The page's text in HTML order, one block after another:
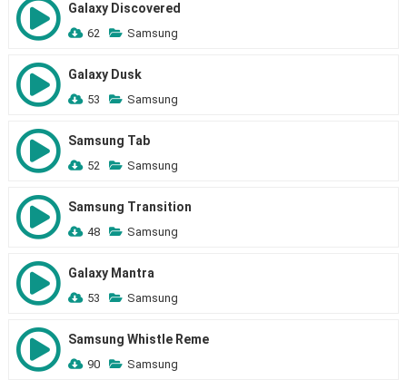
Galaxy Discovered
62 Samsung
Galaxy Dusk
53 Samsung
Samsung Tab
52 Samsung
Samsung Transition
48 Samsung
Galaxy Mantra
53 Samsung
Samsung Whistle Reme
90 Samsung